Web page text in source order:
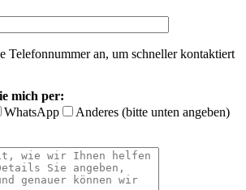
Telefonnummer an, um schneller kontaktiert
mich per:
WhatsApp
Anderes (bitte unten angeben)